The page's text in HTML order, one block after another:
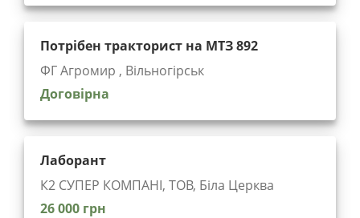
Потрібен тракторист на МТЗ 892
ФГ Агромир , Вільногірськ
Договірна
Лаборант
К2 СУПЕР КОМПАНІ, ТОВ, Біла Церква
26 000 грн